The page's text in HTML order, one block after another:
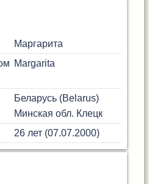
Маргарита
Margarita
Беларусь (Belarus)
Минская обл. Клецк
26 лет (07.07.2000)